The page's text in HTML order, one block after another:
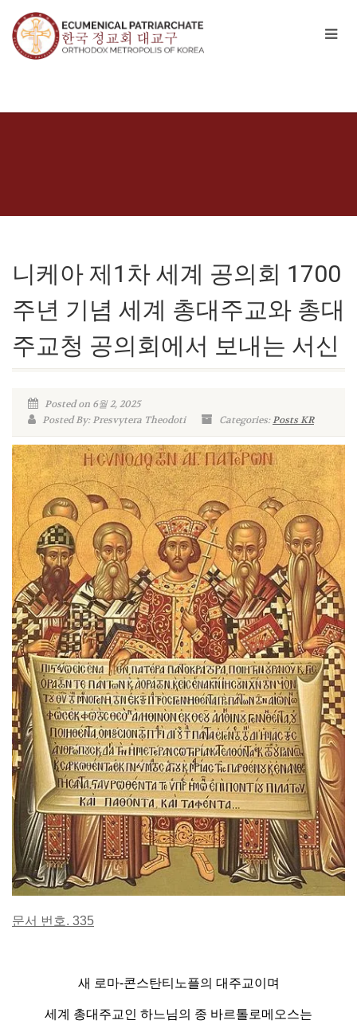
니케아 제1차 세계 공의회 1700
주년 기념 세계 총대주교와 총대
주교청 공의회에서 보내는 서신
Posted on 6월 2, 2025
Posted By: Presvytera Theodoti
Categories:Posts KR
문서 번호. 335
새 로마-콘스탄티노플의 대주교이며
세계 총대주교인 하느님의 종 바르톨로메오스는